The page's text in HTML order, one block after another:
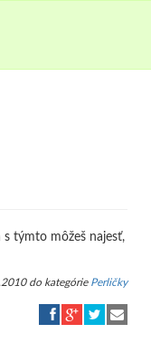
s týmto môžeš najesť,
do kategórie Perličky